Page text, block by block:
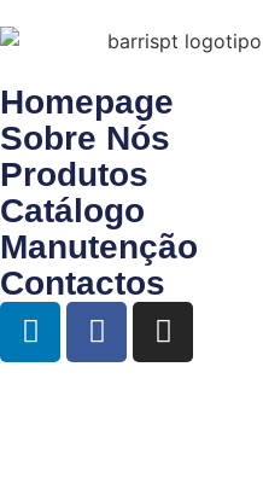
Homepage
Sobre Nós
Produtos
Catálogo
Manutenção
Contactos